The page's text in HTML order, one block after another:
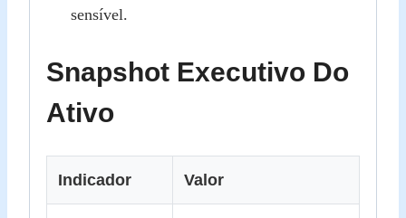
sensível.
Snapshot Executivo Do
Ativo
Indicador Valor